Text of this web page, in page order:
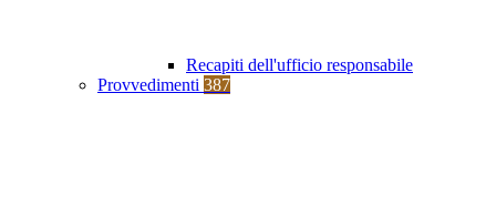
Recapiti dell'ufficio responsabile
Provvedimenti 387